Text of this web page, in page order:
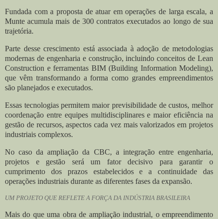
Fundada com a proposta de atuar em operações de larga escala, a
Munte acumula mais de 300 contratos executados ao longo de sua
trajetória.
Parte desse crescimento está associada à adoção de metodologias
modernas de engenharia e construção, incluindo conceitos de Lean
Construction e ferramentas BIM (Building Information Modeling),
que vêm transformando a forma como grandes empreendimentos
são planejados e executados.
Essas tecnologias permitem maior previsibilidade de custos, melhor
coordenação entre equipes multidisciplinares e maior eficiência na
gestão de recursos, aspectos cada vez mais valorizados em projetos
industriais complexos.
No caso da ampliação da CBC, a integração entre engenharia,
projetos e gestão será um fator decisivo para garantir o
cumprimento dos prazos estabelecidos e a continuidade das
operações industriais durante as diferentes fases da expansão.
UM PROJETO QUE REFLETE A FORÇA DA INDÚSTRIA BRASILEIRA
Mais do que uma obra de ampliação industrial, o empreendimento